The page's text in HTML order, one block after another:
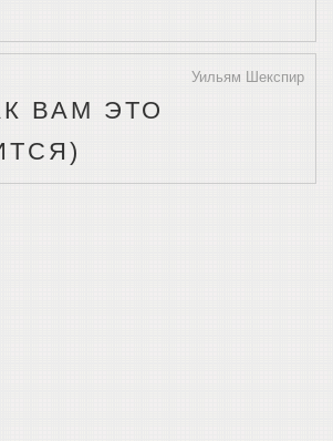
Уильям Шекспир
ВАМ ЭТО